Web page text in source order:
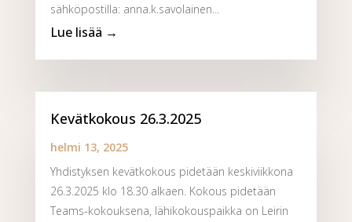
sähköpostilla: anna.k.savolainen...
Kevätkokous 26.3.2025
helmi 13, 2025
Yhdistyksen kevätkokous pidetään keskiviikkona
26.3.2025 klo 18.30 alkaen. Kokous pidetään
Teams-kokouksena, lähikokouspaikka on Leirin